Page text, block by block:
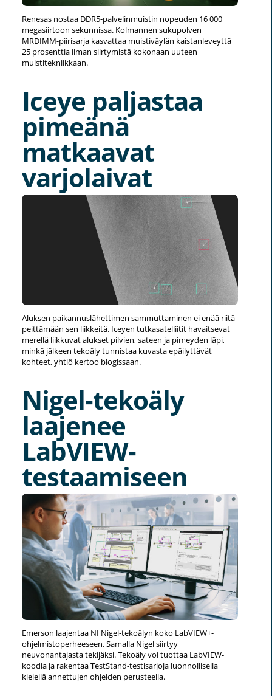
Renesas nostaa DDR5-palvelinmuistin nopeuden 16 000
megasiirtoon sekunnissa. Kolmannen sukupolven
MRDIMM-piirisarja kasvattaa muistiväylän kaistanleveyttä
25 prosenttia ilman siirtymistä kokonaan uuteen
muistitekniikkaan.
Iceye paljastaa
pimeänä
matkaavat
varjolaivat
Aluksen paikannuslähettimen sammuttaminen ei enää riitä
peittämään sen liikkeitä. Iceyen tutkasatelliitit havaitsevat
merellä liikkuvat alukset pilvien, sateen ja pimeyden läpi,
minkä jälkeen tekoäly tunnistaa kuvasta epäilyttävät
kohteet, yhtiö kertoo blogissaan.
Nigel-tekoäly
laajenee
LabVIEW-
testaamiseen
Emerson laajentaa NI Nigel-tekoälyn koko LabVIEW+-
ohjelmistoperheeseen. Samalla Nigel siirtyy
neuvonantajasta tekijäksi. Tekoäly voi tuottaa LabVIEW-
koodia ja rakentaa TestStand-testisarjoja luonnollisella
kielellä annettujen ohjeiden perusteella.